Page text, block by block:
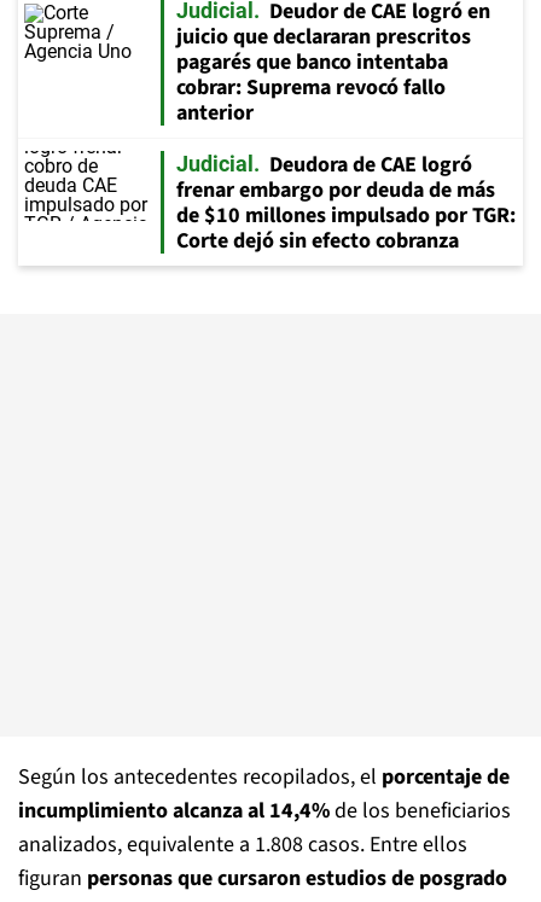
Judicial
Deudor de CAE logró en
juicio que declararan prescritos
pagarés que banco intentaba
cobrar: Suprema revocó fallo
anterior
Judicial
Deudora de CAE logró
frenar embargo por deuda de más
de $10 millones impulsado por TGR:
Corte dejó sin efecto cobranza
Según los antecedentes recopilados, el porcentaje de
incumplimiento alcanza al 14,4%de los beneficiarios
analizados, equivalente a 1.808 casos. Entre ellos
figuran personas que cursaron estudios de posgrado